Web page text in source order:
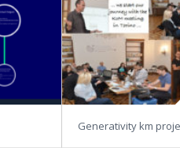
Generativity km